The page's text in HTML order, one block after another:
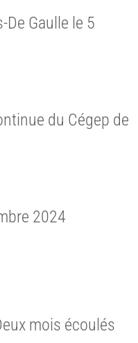
Gaulle le 5
du Cégep de
2024
mois écoulés